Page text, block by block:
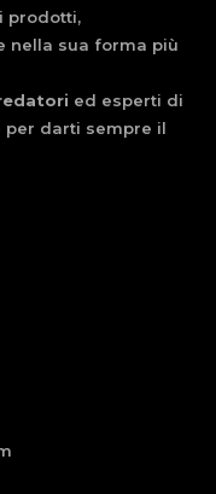
prodotti,
nella sua forma più
ed esperti di
per darti sempre il